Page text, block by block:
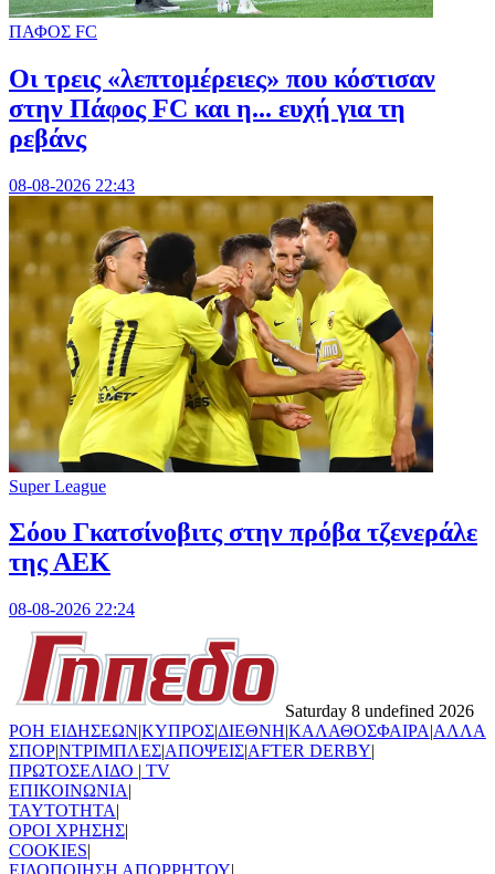
ΠΑΦΟΣ FC
Οι τρεις «λεπτομέρειες» που κόστισαν
στην Πάφος FC και η... ευχή για τη
ρεβάνς
08-08-2026 22:43
Super League
Σόου Γκατσίνοβιτς στην πρόβα τζενεράλε
της ΑΕΚ
08-08-2026 22:24
Saturday 8 undefined 2026
ΡΟΗ ΕΙΔΗΣΕΩΝ|ΚΥΠΡΟΣ|ΔΙΕΘΝΗ|ΚΑΛΑΘΟΣΦΑΙΡΑ|ΑΛΛΑ
ΣΠΟΡ|ΝΤΡΙΜΠΛΕΣ|ΑΠΟΨΕΙΣ|AFTER DERBY|
ΠΡΩΤΟΣΕΛΙΔΟ | TV
ΕΠΙΚΟΙΝΩΝΙΑ|
TAYTOTHTA|
ΟΡΟΙ ΧΡΗΣΗΣ|
COOKIES|
ΕΙΔΟΠΟΙΗΣΗ ΑΠΟΡΡΗΤΟΥ|